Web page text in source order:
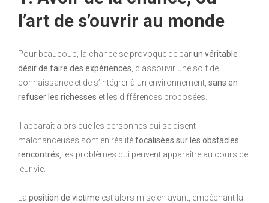
l’art de s’ouvrir au monde
Pour beaucoup, la chance se provoque de parun véritable
désir de faire des expériences , d’assouvir une soif de
connaissance et de s’intégrer à un environnement, sans en
refuser les richesses et les différences proposées.
Il apparaît alors que les personnes qui se disent
malchanceuses sont en réalitéfocalisées sur les obstacles
rencontrés , les problèmes qui peuvent apparaître au cours de
leur vie.
La position de victime est alors mise en avant, empêchant la